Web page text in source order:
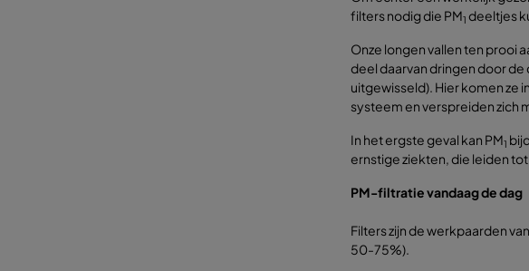
filters nodig die PM1 deeltjes
Onze longen vallen ten prooi
deel daarvan dringen door de
uitgewisseld). Hier komen ze
systeem en verspreiden zich
In het ergste geval kan PM1
ernstige ziekten, die leiden
PM-filtratie vandaag de dag
Filters zijn de werkpaarden
50-75%).